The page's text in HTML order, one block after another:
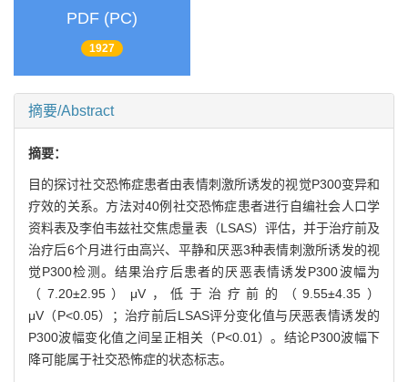
PDF (PC)
1927
摘要/Abstract
摘要：
目的探讨社交恐怖症患者由表情刺激所诱发的视觉P300变异和
疗效的关系。方法对40例社交恐怖症患者进行自编社会人口学
资料表及李伯韦兹社交焦虑量表（LSAS）评估，并于治疗前及
治疗后6个月进行由高兴、平静和厌恶3种表情刺激所诱发的视
觉P300检测。结果治疗后患者的厌恶表情诱发P300波幅为
（7.20±2.95）μV，低于治疗前的（9.55±4.35）
μV（P<0.05）；治疗前后LSAS评分变化值与厌恶表情诱发的
P300波幅变化值之间呈正相关（P<0.01）。结论P300波幅下
降可能属于社交恐怖症的状态标志。